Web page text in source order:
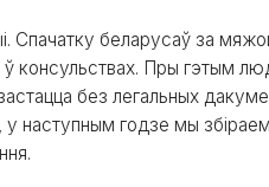
Спачатку беларусаў за
Пры гэтым
без легальных
наступным годзе мы